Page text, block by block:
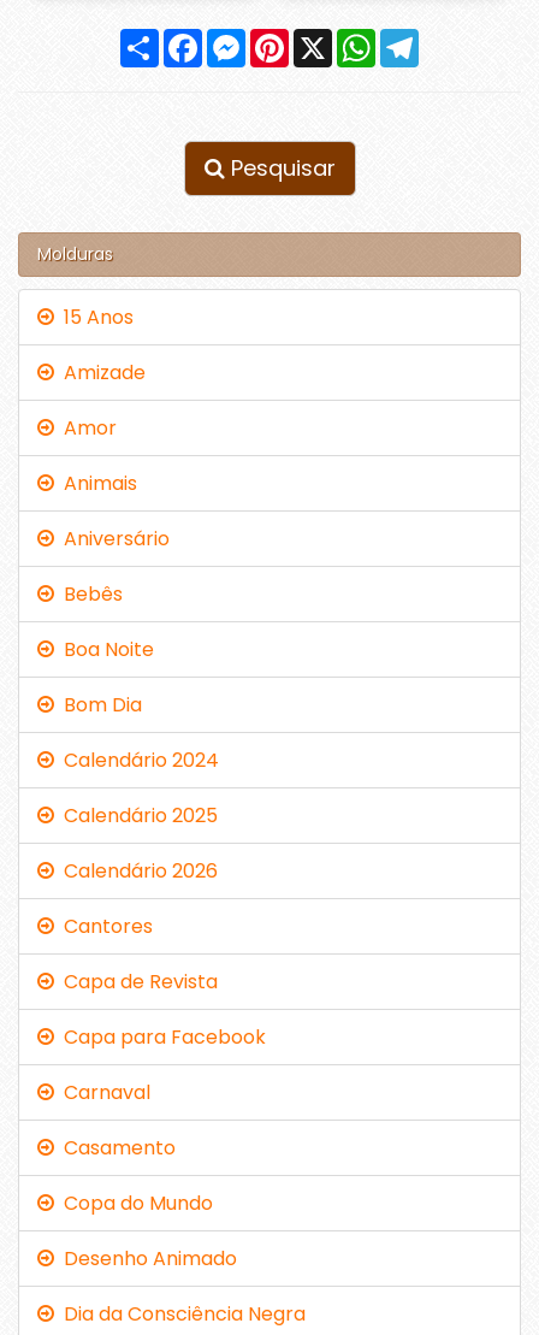
Compartilhar
FacebookMessenger
Pinterest
X WhatsApp
Pesquisar
Molduras
15 Anos
Amizade
Amor
Animais
Aniversário
Bebês
Boa Noite
Bom Dia
Calendário 2024
Calendário 2025
Calendário 2026
Cantores
Capa de Revista
Capa para Facebook
Carnaval
Casamento
Copa do Mundo
Desenho Animado
Dia da Consciência Negra